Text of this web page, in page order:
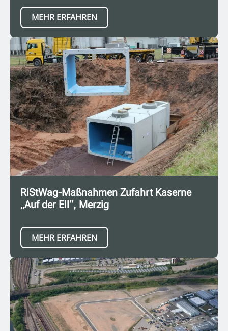
MEHR ERFAHREN
RiStWag-Maßnahmen Zufahrt Kaserne
„Auf der Ell“, Merzig
MEHR ERFAHREN